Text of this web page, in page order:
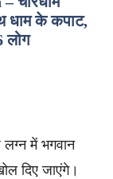
धाम के कपाट,
लोग
में भगवान
दिए जाएंगे।